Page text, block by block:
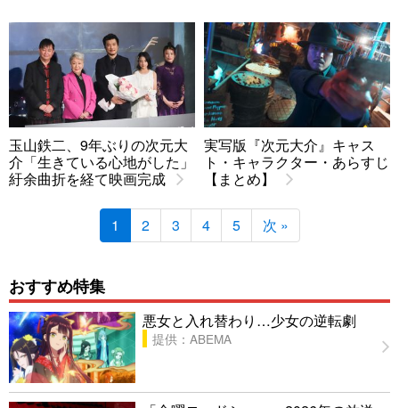
玉山鉄二、9年ぶりの次元大
介「生きている心地がした」
紆余曲折を経て映画完成
実写版『次元大介』キャス
ト・キャラクター・あらすじ
【まとめ】
1 2 3 4 5 次 »
おすすめ特集
悪女と入れ替わり…少女の逆転劇
提供：ABEMA